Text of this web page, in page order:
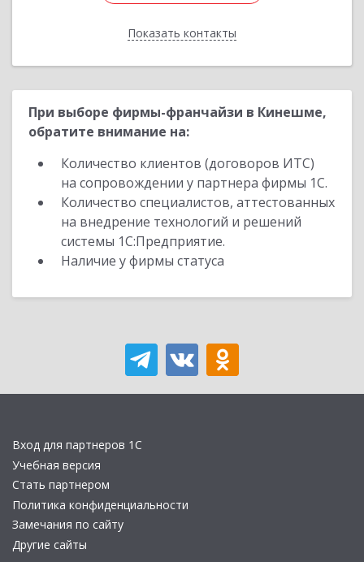
Показать контакты
Назад
При выборе фирмы-франчайзи в Кинешме,
обратите внимание на:
Количество клиентов (договоров ИТС)
на сопровождении у партнера фирмы 1С.
Количество специалистов, аттестованных
на внедрение технологий и решений
системы 1С:Предприятие.
Наличие у фирмы статуса
Вход для партнеров 1С
Учебная версия
Стать партнером
Политика конфиденциальности
Замечания по сайту
Другие сайты